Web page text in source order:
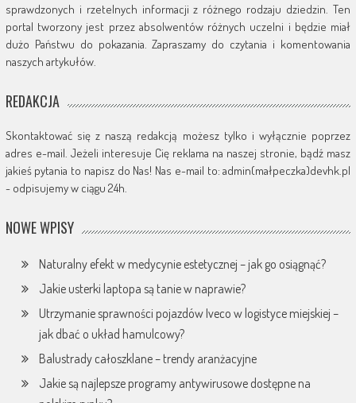
sprawdzonych i rzetelnych informacji z różnego rodzaju dziedzin. Ten
portal tworzony jest przez absolwentów różnych uczelni i będzie miał
dużo Państwu do pokazania. Zapraszamy do czytania i komentowania
naszych artykułów.
REDAKCJA
Skontaktować się z naszą redakcją możesz tylko i wyłącznie poprzez
adres e-mail. Jeżeli interesuje Cię reklama na naszej stronie, bądź masz
jakieś pytania to napisz do Nas! Nas e-mail to: admin(małpeczka)devhk.pl
- odpisujemy w ciągu 24h.
NOWE WPISY
Naturalny efekt w medycynie estetycznej – jak go osiągnąć?
Jakie usterki laptopa są tanie w naprawie?
Utrzymanie sprawności pojazdów Iveco w logistyce miejskiej –
jak dbać o układ hamulcowy?
Balustrady całoszklane – trendy aranżacyjne
Jakie są najlepsze programy antywirusowe dostępne na